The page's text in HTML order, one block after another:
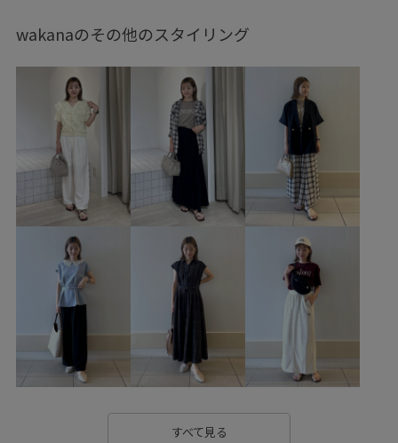
サンダル GDC16170
26SS20 WEB限定 Web限定カラー
きれいめ オーバーサイズ カジュアル
コントラスト シャツ シャープ シワになりにくい
シワ感 シンプル ジャケット スクエアネック
スッキリ セットアップ タック
チノパン デイリーで活躍 トレンド トレンド感
トングサンダル ナチュラル ニット
バランスが良い パンツ
プリーツスカート プリーツ加工 ベーシック
ポリエステル ポリエステル100%
wakanaのその他のスタイリング
すべて見る